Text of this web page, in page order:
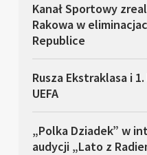
Kanał Sportowy
Rakowa w
Republice
Rusza Ekstraklasa i
UEFA
„Polka Dziadek” w
audycji „Lato z